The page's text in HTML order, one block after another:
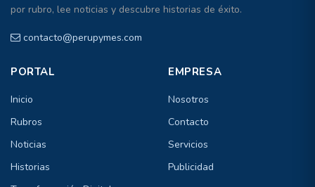
por rubro, lee noticias y descubre historias de éxito.
contacto@perupymes.com
PORTAL
Inicio
Rubros
Noticias
Historias
EMPRESA
Nosotros
Contacto
Servicios
Publicidad